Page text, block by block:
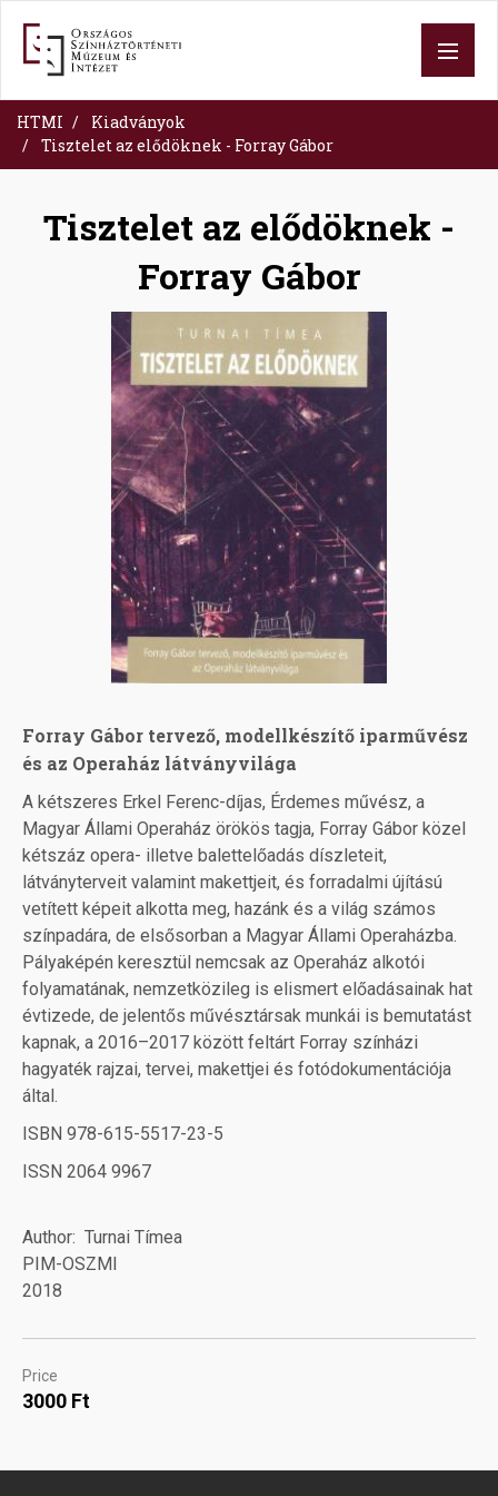
content
HTMI
Kiadványok
Tisztelet az elődöknek - Forray Gábor
Tisztelet az elődöknek -
Forray Gábor
Image
Forray Gábor tervező, modellkészítő iparművész
és az Operaház látványvilága
A kétszeres Erkel Ferenc-díjas, Érdemes művész, a
Magyar Állami Operaház örökös tagja, Forray Gábor közel
kétszáz opera- illetve balettelőadás díszleteit,
látványterveit valamint makettjeit, és forradalmi újítású
vetített képeit alkotta meg, hazánk és a világ számos
színpadára, de elsősorban a Magyar Állami Operaházba.
Pályaképén keresztül nemcsak az Operaház alkotói
folyamatának, nemzetközileg is elismert előadásainak hat
évtizede, de jelentős művésztársak munkái is bemutatást
kapnak, a 2016–2017 között feltárt Forray színházi
hagyaték rajzai, tervei, makettjei és fotódokumentációja
által.
ISBN 978-615-5517-23-5
ISSN 2064 9967
Author Turnai Tímea
PIM-OSZMI
2018
Price
3000 Ft